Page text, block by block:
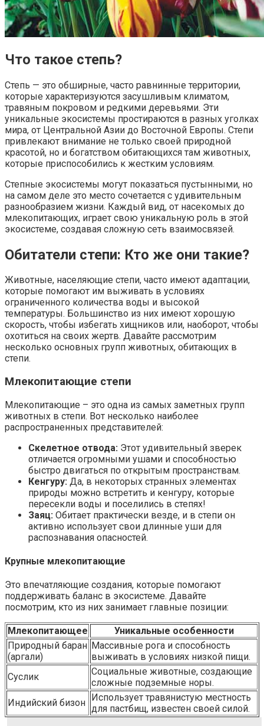
Что такое степь?
Степь — это обширные, часто равнинные территории,
которые характеризуются засушливым климатом,
травяным покровом и редкими деревьями. Эти
уникальные экосистемы простираются в разных уголках
мира, от Центральной Азии до Восточной Европы. Степи
привлекают внимание не только своей природной
красотой, но и богатством обитающихся там животных,
которые приспособились к жестким условиям.
Степные экосистемы могут показаться пустынными, но
на самом деле это место сочетается с удивительным
разнообразием жизни. Каждый вид, от насекомых до
млекопитающих, играет свою уникальную роль в этой
экосистеме, создавая сложную сеть взаимосвязей.
Обитатели степи: Кто же они такие?
Животные, населяющие степи, часто имеют адаптации,
которые помогают им выживать в условиях
ограниченного количества воды и высокой
температуры. Большинство из них имеют хорошую
скорость, чтобы избегать хищников или, наоборот, чтобы
охотиться на своих жертв. Давайте рассмотрим
несколько основных групп животных, обитающих в
степи.
Млекопитающие степи
Млекопитающие – это одна из самых заметных групп
животных в степи. Вот несколько наиболее
распространенных представителей:
Скелетное отвода: Этот удивительный зверек
отличается огромными ушами и способностью
быстро двигаться по открытым пространствам.
Кенгуру: Да, в некоторых странных элементах
природы можно встретить и кенгуру, которые
пересекли воды и поселились в степях!
Заяц: Обитает практически везде, и в степи он
активно использует свои длинные уши для
распознавания опасностей.
Крупные млекопитающие
Это впечатляющие создания, которые помогают
поддерживать баланс в экосистеме. Давайте
посмотрим, кто из них занимает главные позиции:
Млекопитающее
Уникальные особенности
Природный баран
(аргали)
Массивные рога и способность
выживать в условиях низкой пищи.
Суслик
Социальные животные, создающие
сложные подземные норы.
Индийский бизон
Использует травянистую местность
для пастбищ, известен своей силой.